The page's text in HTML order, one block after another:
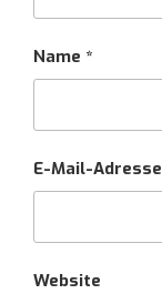
Name *
E-Mail-Adresse
Website